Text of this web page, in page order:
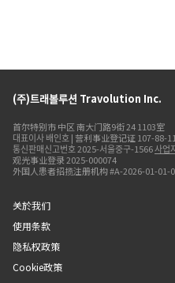
(주)트래볼루션 Travolution Inc.
首尔特别市 中区 南大门路9街 24 1103室
대표이사 배인호 | 营利事业登记证 107-88-
통신판매신고번호 2025-서울중구-1566사업
观光事业登录 2025-000074
外国人患者招揽注册机构 #A-2026-01-01-
关於我们
使用条款
隐私权政策
Cookie政策